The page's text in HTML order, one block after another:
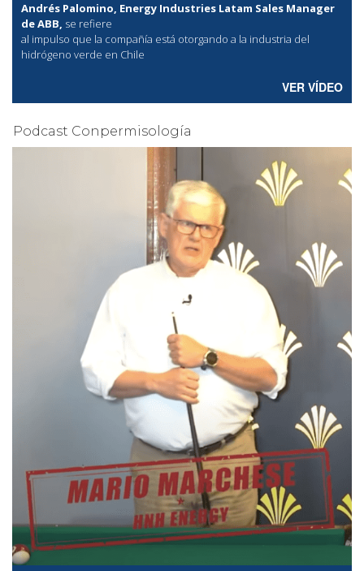
Andrés Palomino, Energy Industries Latam Sales Manager
de ABB, se refiere
al impulso que la compañía está otorgando a la industria del
hidrógeno verde en Chile
VER VÍDEO
Podcast Conpermisología